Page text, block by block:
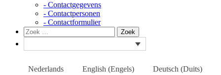
- Contactgegevens
- Contactpersonen
- Contactformulier
Zoeken
naar:
Zoek
Nederlands English (Engels) Deutsch (Duits)